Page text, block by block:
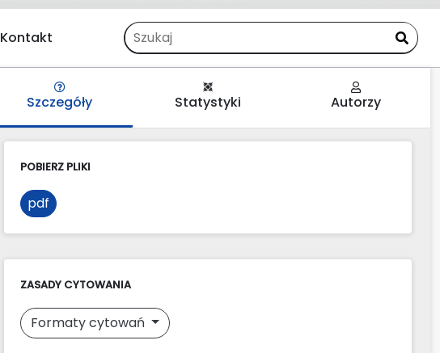
Kontakt
Szczegóły Statystyki Autorzy
POBIERZ PLIKI
pdf
ZASADY CYTOWANIA
Formaty cytowań